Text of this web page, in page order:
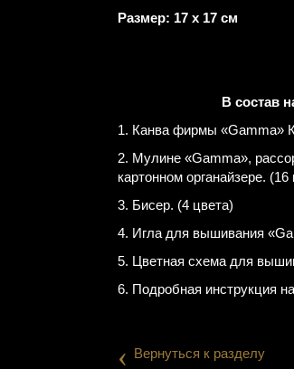
Размер: 17 х 17 см
В состав
1. Канва фирмы «Gamma»
2. Мулине «Gamma»,
картонном органайзере. (16
3. Бисер. (4 цвета)
4. Игла для вышивания
5. Цветная схема для
6. Подробная инструкция
‹ Вернуться к разделу